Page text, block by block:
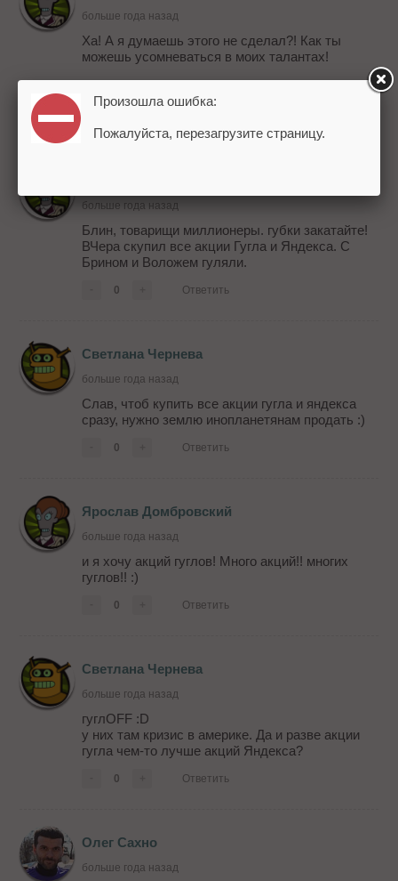
больше года назад
Ха! А я думаешь этого не сделал?! Как ты
можешь усомневаться в моих талантах!
больше года назад
Блин, товарищи миллионеры. губки закатайте!
ВЧера скупил все акции Гугла и Яндекса. С
Брином и Воложем гуляли.
0 Ответить
Светлана Чернева
больше года назад
Слав, чтоб купить все акции гугла и яндекса
сразу, нужно землю инопланетянам продать :)
0 Ответить
Ярослав Домбровский
больше года назад
и я хочу акций гуглов! Много акций!! многих
гуглов!! :)
0 Ответить
Светлана Чернева
больше года назад
гуглOFF :D
у них там кризис в америке. Да и разве акции
гугла чем-то лучше акций Яндекса?
0 Ответить
Олег Сахно
больше года назад
Произошла ошибка:
Пожалуйста, перезагрузите страницу.